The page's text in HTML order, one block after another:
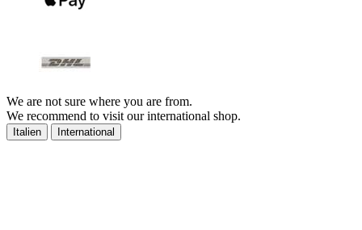
We are not sure where you are from.
We recommend to visit our international shop.
Italien International